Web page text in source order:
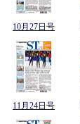
10月27日号
11月24日号